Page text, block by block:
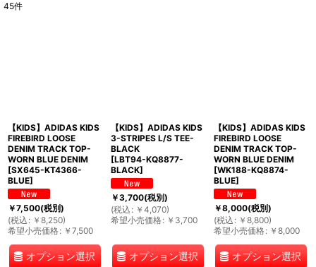
45件
【KIDS】ADIDAS KIDS
FIREBIRD LOOSE
DENIM TRACK TOP-
WORN BLUE DENIM
[SX645-KT4366-
BLUE]
￥7,500(税別)
(税込 : ￥ 8,250)
希望小売価格: ￥ 7,500
オプション選択
【KIDS】ADIDAS KIDS
3-STRIPES L/S TEE-
BLACK
[LBT94-KQ8877-
BLACK]
￥3,700(税別)
(税込 : ￥ 4,070)
希望小売価格: ￥ 3,700
オプション選択
【KIDS】ADIDAS KIDS
FIREBIRD LOOSE
DENIM TRACK TOP-
WORN BLUE DENIM
[WK188-KQ8874-
BLUE]
￥8,000(税別)
(税込 : ￥ 8,800)
希望小売価格: ￥ 8,000
オプション選択